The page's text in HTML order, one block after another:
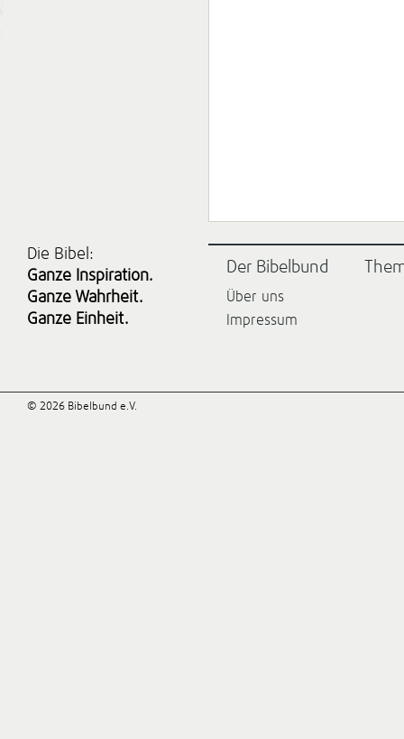
Die Bibel:
Ganze Inspiration.
Ganze Wahrheit.
Ganze Einheit.
Der Bibelbund
Über uns
Impressum
© 2026 Bibelbund e.V.